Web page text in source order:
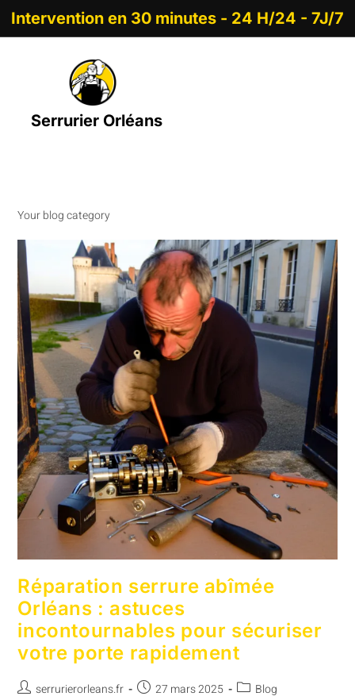
Intervention en 30 minutes - 24 H/24 - 7J/7
Serrurier Orléans
Your blog category
Réparation serrure abîmée
Orléans : astuces
incontournables pour sécuriser
votre porte rapidement
serrurierorleans.fr 27 mars 2025 Blog